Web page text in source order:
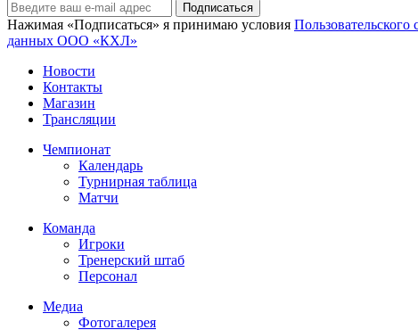
Подписаться
Нажимая «Подписаться» я принимаю условия Пользовательского
данных ООО «КХЛ»
Новости
Контакты
Магазин
Трансляции
Чемпионат
Календарь
Турнирная таблица
Матчи
Команда
Игроки
Тренерский штаб
Персонал
Медиа
Фотогалерея